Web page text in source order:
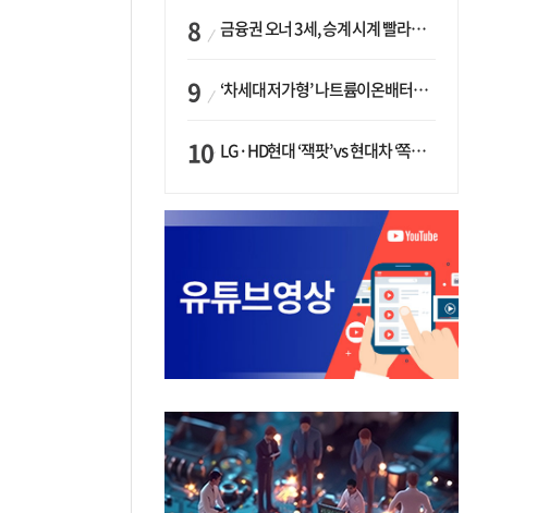
금융권 오너 3세, 승계 시계 빨라지나…한국투자 ‘속도’·미래에셋·메리츠는 ‘거리두기’
‘차세대 저가형’ 나트륨이온배터리 시대 오나…LG화학·에코프로, 상용화 속도낸다
LG·HD현대 ‘잭팟’ vs 현대차 ‘쪽박’…글로벌 사모펀드, 韓 대기업 투자 ‘희비’